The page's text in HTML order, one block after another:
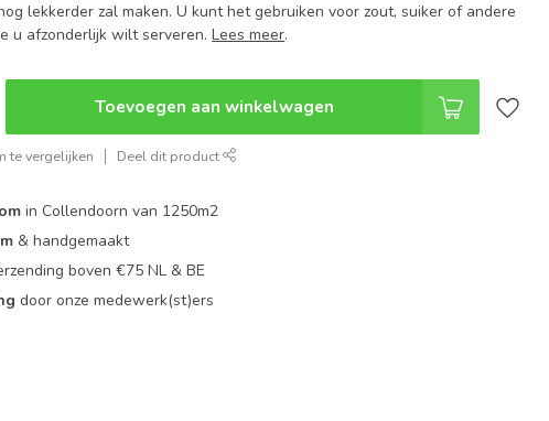
lekkerder zal maken. U kunt het gebruiken voor zout, suiker of andere
u afzonderlijk wilt serveren.Lees meer.
Toevoegen aan winkelwagen
te vergelijken Deel dit product
in Collendoorn van 1250m2
& handgemaakt
boven €75 NL & BE
door onze medewerk(st)ers